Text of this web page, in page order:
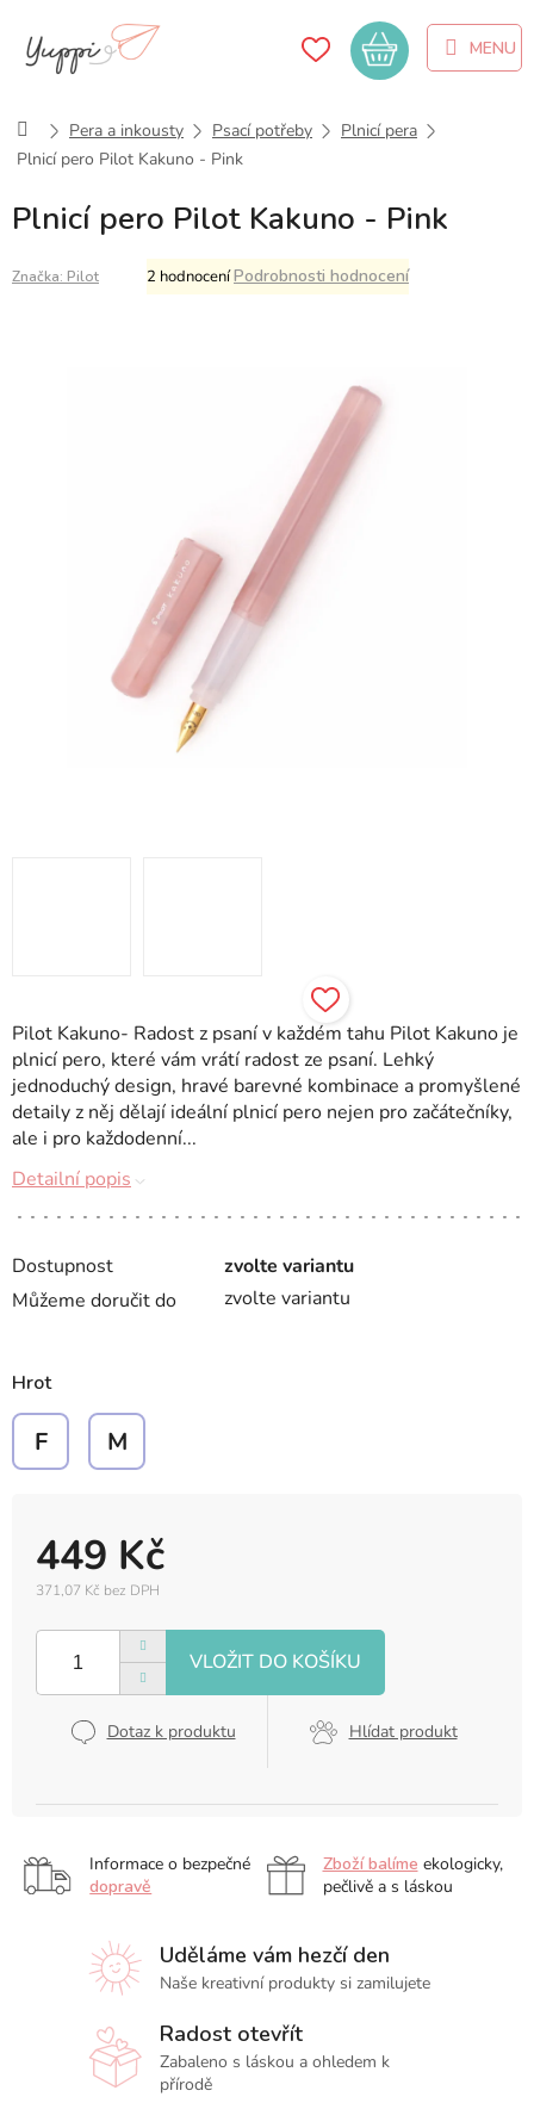
obsah
Nákupní
košík
DomůPera a inkousty Psací potřeby
Plnicí pera
Plnicí pero Pilot Kakuno - Pink
Plnicí pero Pilot Kakuno - Pink
Průměrné
hodnocení
2 hodnoceníPodrobnosti hodnocení
Značka: Pilot
Dostupnost
zvolte variantu
Můžeme doručit do
zvolte variantu
449 Kč
371,07 Kč bez DPH
cena:
Dotaz k produktu Hlídat produkt
Hrot
F M
Pilot Kakuno- Radost z psaní v každém tahu Pilot Kakuno je
plnicí pero, které vám vrátí radost ze psaní. Lehký
jednoduchý design, hravé barevné kombinace a promyšlené
detaily z něj dělají ideální plnicí pero nejen pro začátečníky,
ale i pro každodenní...
Detailní popis
Informace o bezpečné
dopravě
Zboží balíme ekologicky,
pečlivě a s láskou
Uděláme vám hezčí den
Naše kreativní produkty si zamilujete
Radost otevřít
Zabaleno s láskou a ohledem k
přírodě